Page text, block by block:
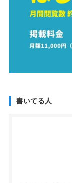
書いてる人